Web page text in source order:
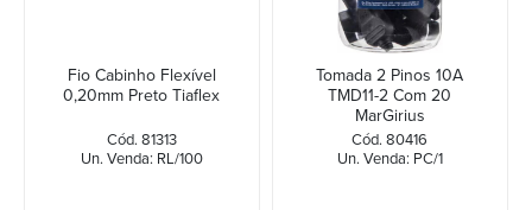
Fio Cabinho Flexível
0,20mm Preto Tiaflex
Cód. 81313
Un. Venda: RL/100
Tomada 2 Pinos 10A
TMD11-2 Com 20
MarGirius
Cód. 80416
Un. Venda: PC/1